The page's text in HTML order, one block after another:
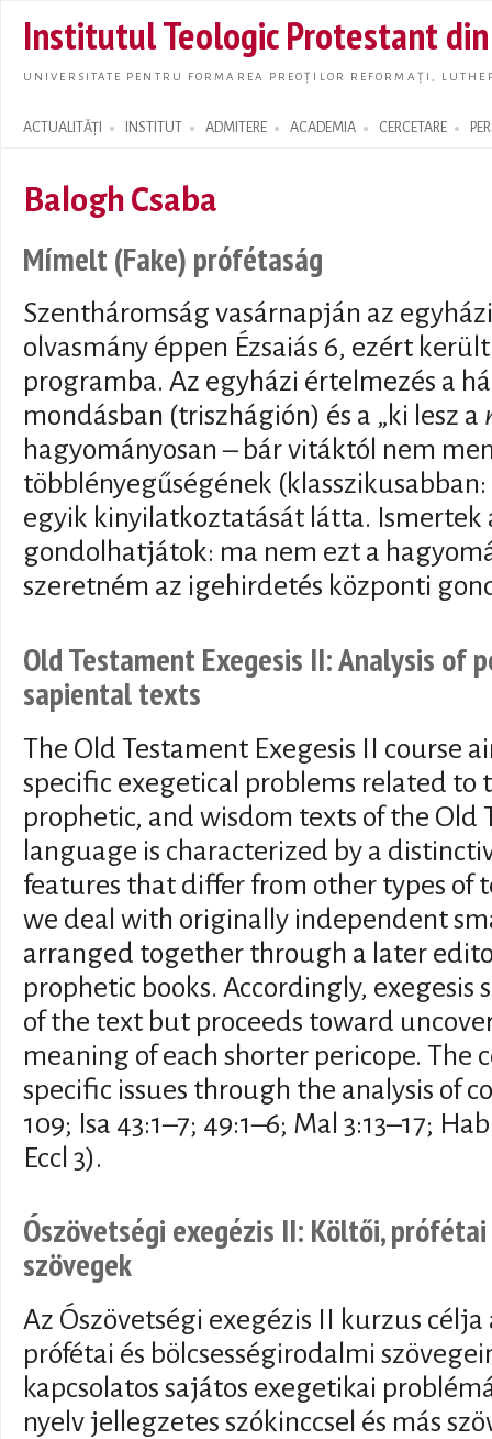
main
Institutul Teologic Protestant
UNIVERSITATE PENTRU FORMAREA PREOȚILOR REFORMAȚI,
ACTUALITĂȚI INSTITUT ADMITERE ACADEMIA CERCETARE
Search form
Balogh Csaba
Mímelt (Fake) prófétaság
Szentháromság vasárnapján az
olvasmány éppen Ézsaiás 6, ezért
programba. Az egyházi értelmezés a
mondásban (triszhágión) és a „ki lesz a
hagyományosan – bár vitáktól nem
többlényegűségének
egyik kinyilatkoztatását látta. Ismertek
gondolhatjátok: ma nem ezt a
szeretném az igehirdetés központi
Old Testament Exegesis II: Analysis of
sapiental texts
The Old Testament Exegesis II course
specific exegetical problems related to
prophetic, and wisdom texts of the Old
language is characterized by a
features that differ from other types of
we deal with originally independent
arranged together through a later
prophetic books. Accordingly,
of the text but proceeds toward
meaning of each shorter pericope. The
specific issues through the analysis of
109; Isa 43:1–7; 49:1–6; Mal 3:13–17;
Eccl 3).
Ószövetségi exegézis II: Költői,
szövegek
Az Ószövetségi exegézis II kurzus
prófétai és bölcsességirodalmi
kapcsolatos sajátos exegetikai
nyelv jellegzetes szókinccsel és más